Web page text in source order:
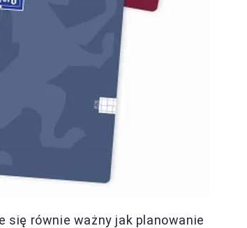
się równie ważny jak planowanie